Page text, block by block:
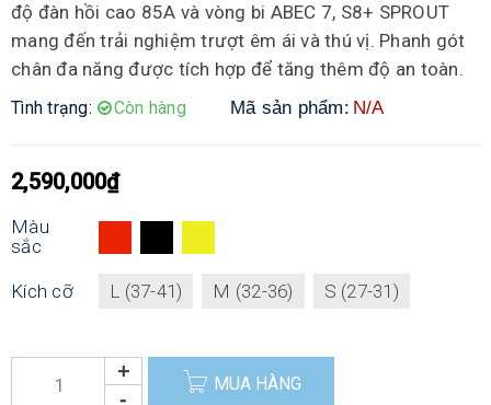
độ đàn hồi cao 85A và vòng bi ABEC 7, S8+ SPROUT
mang đến trải nghiệm trượt êm ái và thú vị. Phanh gót
chân đa năng được tích hợp để tăng thêm độ an toàn.
Tình trạng: Còn hàng Mã sản phẩm: N/A
2,590,000₫
Màu
sắc
Kích cỡ L (37-41) M (32-36) S (27-31)
MUA HÀNG